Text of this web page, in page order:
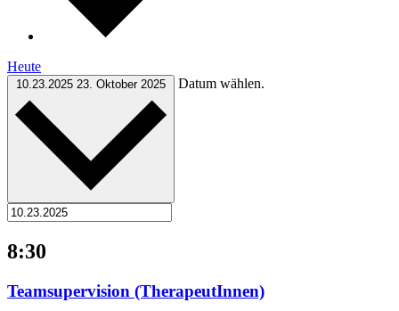
Heute
10.23.2025 23. Oktober 2025 Datum wählen.
8:30
Teamsupervision (TherapeutInnen)